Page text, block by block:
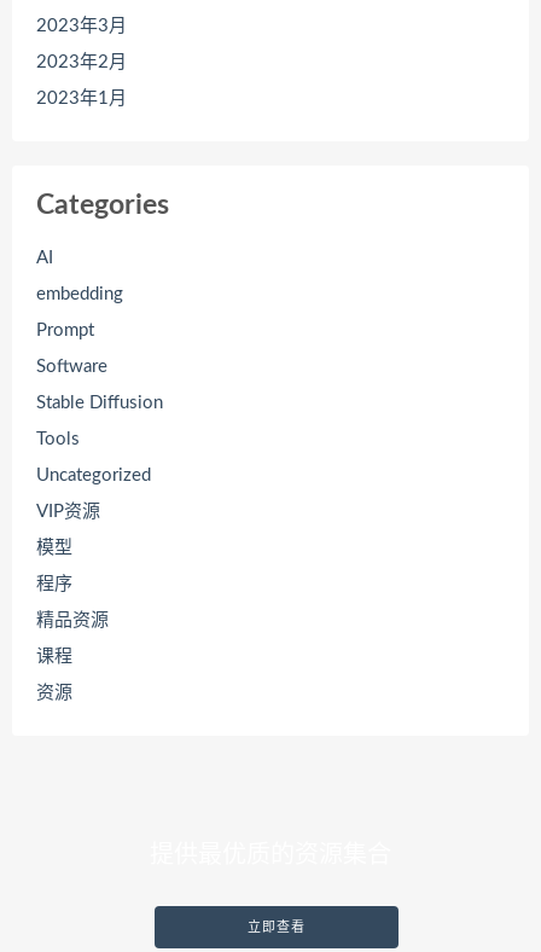
2023年3月
2023年2月
2023年1月
Categories
AI
embedding
Prompt
Software
Stable Diffusion
Tools
Uncategorized
VIP资源
模型
程序
精品资源
课程
资源
立即查看